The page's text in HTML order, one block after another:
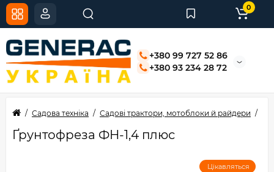
+380 99 727 52 86
+380 93 234 28 72
0
Садова техніка Садові трактори, мотоблоки й райдери
Ґрунтофреза ФН-1,4 плюс
Цікавляться